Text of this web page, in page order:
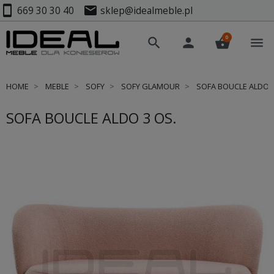
smartphone 669 30 30 40 mail sklep@idealmeble.pl
search person shopping_basket
0 menu
HOME MEBLE SOFY SOFY GLAMOUR SOFA BOUCLE ALDO
SOFA BOUCLE ALDO 3 OS.